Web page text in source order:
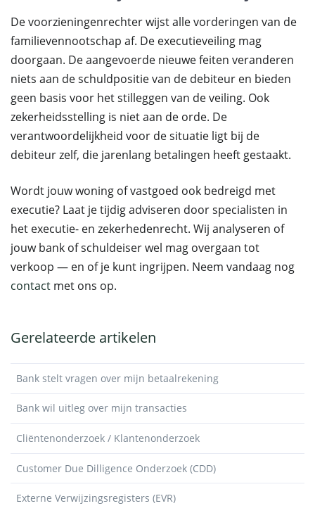
De voorzieningenrechter wijst alle vorderingen van de
familievennootschap af. De executieveiling mag
doorgaan. De aangevoerde nieuwe feiten veranderen
niets aan de schuldpositie van de debiteur en bieden
geen basis voor het stilleggen van de veiling. Ook
zekerheidsstelling is niet aan de orde. De
verantwoordelijkheid voor de situatie ligt bij de
debiteur zelf, die jarenlang betalingen heeft gestaakt.
Wordt jouw woning of vastgoed ook bedreigd met
executie? Laat je tijdig adviseren door specialisten in
het executie- en zekerhedenrecht. Wij analyseren of
jouw bank of schuldeiser wel mag overgaan tot
verkoop — en of je kunt ingrijpen. Neem vandaag nog
contact met ons op.
Gerelateerde artikelen
Bank stelt vragen over mijn betaalrekening
Bank wil uitleg over mijn transacties
Cliëntenonderzoek / Klantenonderzoek
Customer Due Dilligence Onderzoek (CDD)
Externe Verwijzingsregisters (EVR)